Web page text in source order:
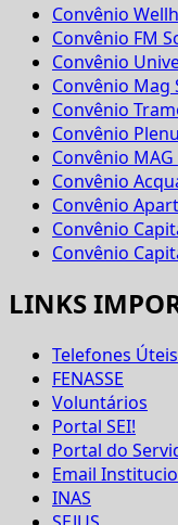
Convênio
Convênio FM
Convênio
Convênio Mag
Convênio
Convênio
Convênio
Convênio
Convênio
Convênio
Convênio
LINKS
Telefones Úteis
FENASSE
Voluntários
Portal SEI!
Portal do
Email
INAS